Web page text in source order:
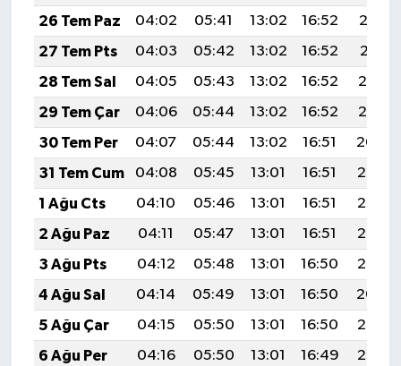
26 Tem Paz
04:02 05:41 13:02 16:52
20:12
27 Tem Pts
04:03 05:42 13:02 16:52
20:11
28 Tem Sal
04:05 05:43 13:02 16:52
20:10
29 Tem Çar
04:06 05:44 13:02 16:52
20:10
30 Tem Per
04:07 05:44 13:02 16:51
20:09
31 Tem Cum
04:08 05:45 13:01 16:51
20:08
1 Ağu Cts
04:10 05:46 13:01 16:51
20:07
2 Ağu Paz
04:11 05:47 13:01 16:51
20:06
3 Ağu Pts
04:12 05:48 13:01 16:50
20:05
4 Ağu Sal
04:14 05:49 13:01 16:50
20:04
5 Ağu Çar
04:15 05:50 13:01 16:50
20:03
6 Ağu Per
04:16 05:50 13:01 16:49
20:02